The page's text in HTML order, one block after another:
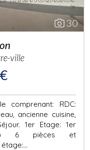
30
ville
comprenant: RDC:
ancienne cuisine,
1er Etage: 1er
6 pièces et